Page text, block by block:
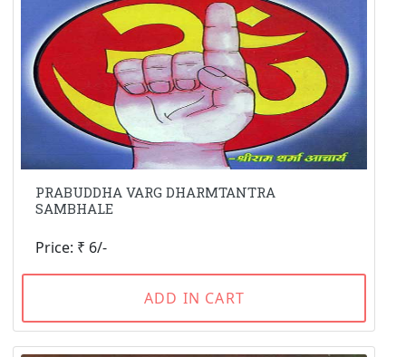
PRABUDDHA VARG DHARMTANTRA
SAMBHALE
Price: ₹ 6/-
ADD IN CART